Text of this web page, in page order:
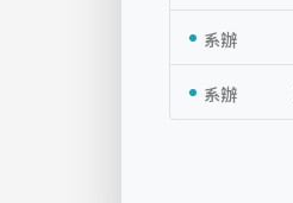
系辦
系辦